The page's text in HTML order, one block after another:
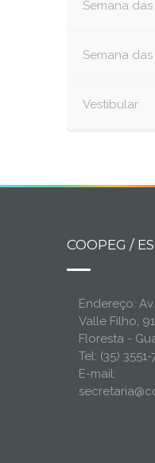
Semana
Semana
Vestibular
COOPEG /
Endereço:
Valle Filho,
Floresta -
Tel: (35)
E-mail: